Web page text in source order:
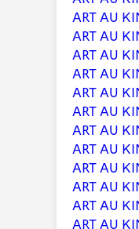
ART AU
ART AU
ART AU
ART AU
ART AU
ART AU
ART AU
ART AU
ART AU
ART AU
ART AU
ART AU